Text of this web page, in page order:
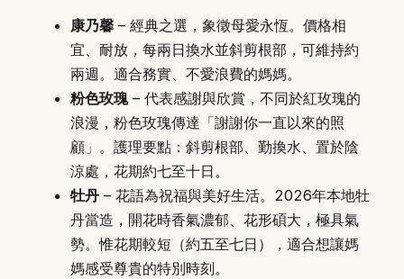
康乃馨 – 經典之選，象徵母愛永恆。價格相
宜、耐放，每兩日換水並斜剪根部，可維持約
兩週。適合務實、不愛浪費的媽媽。
粉色玫瑰– 代表感謝與欣賞，不同於紅玫瑰的
浪漫，粉色玫瑰傳達「謝謝你一直以來的照
顧」。護理要點：斜剪根部、勤換水、置於陰
涼處，花期約七至十日。
牡丹 – 花語為祝福與美好生活。2026年本地牡
丹當造，開花時香氣濃郁、花形碩大，極具氣
勢。惟花期較短（約五至七日），適合想讓媽
媽感受尊貴的特別時刻。